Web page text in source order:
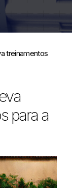
treinamentos
para a